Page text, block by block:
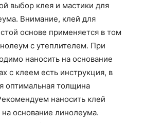
выбор клея и мастики для
Внимание, клей для
основе применяется в том
с утеплителем. При
наносить на основание
с клеем есть инструкция, в
оптимальная толщина
наносить клей
основание линолеума.